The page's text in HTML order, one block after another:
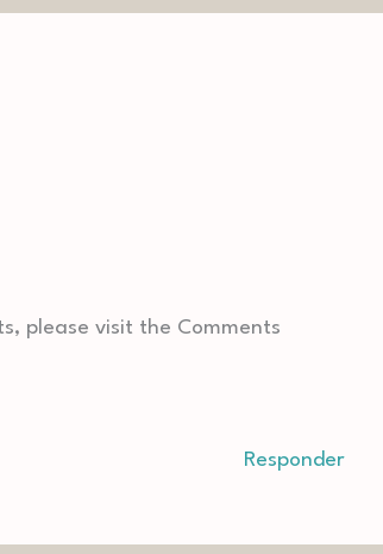
please visit the Comments
Responder